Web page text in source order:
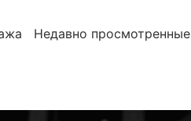
Недавно просмотренные